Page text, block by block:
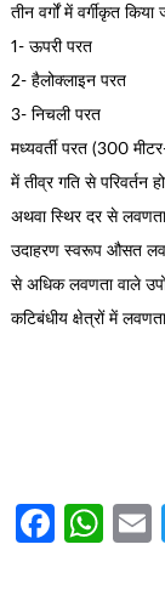
तीन वर्गों में वर्गीकृत
1- ऊपरी परत
2- हैलोक्लाइन परत
3- निचली परत
मध्यवर्ती परत (300
में तीव्र गति से परिवर्तन
अथवा स्थिर दर से लवणता
उदाहरण स्वरूप औसत
से अधिक लवणता वाले
कटिबंधीय क्षेत्रों में